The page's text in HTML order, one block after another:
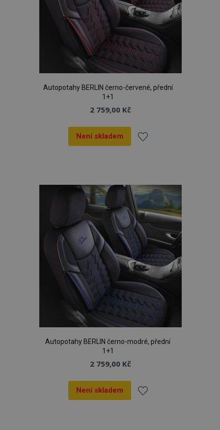
Autopotahy BERLIN černo-červené, přední
1+1
2 759,00 Kč
Není skladem
oblíbeným
Autopotahy BERLIN černo-modré, přední
1+1
2 759,00 Kč
Není skladem